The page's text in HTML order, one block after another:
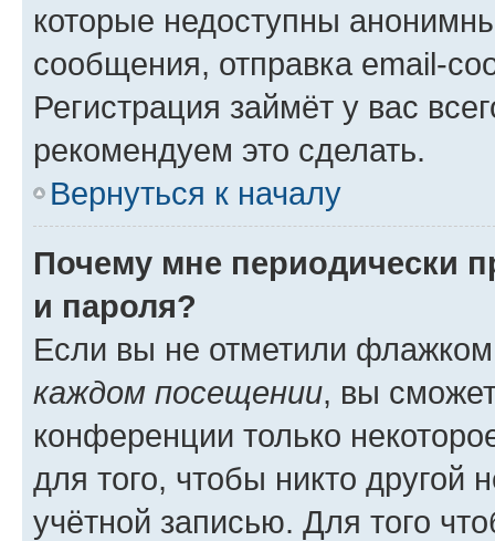
которые недоступны
сообщения, отправка email-
Регистрация займёт у вас
рекомендуем это сделать.
Вернуться к началу
Почему мне периодически
и пароля?
Если вы не отметили
каждом посещении, вы
конференции только
для того, чтобы никто другой
учётной записью. Для того